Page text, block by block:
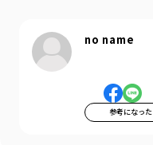
no name
参考になった